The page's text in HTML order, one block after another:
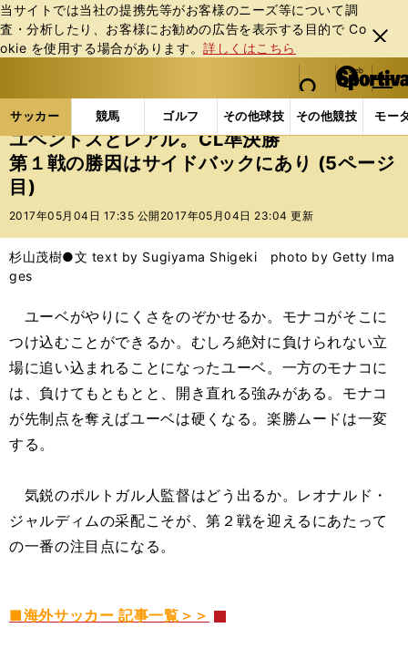
当サイトでは当社の提携先等がお客様のニーズ等について調
査・分析したり、お客様にお勧めの広告を表⽰する⽬的で Co
okie を使⽤する場合があります。詳しくはこちら
閉じ
る
web Sportiva (webスポルティーバ)
検索
マイペ
ー
ジ
メニュ
サッカー 競馬 ゴルフ その他球技 その他競技 モー
ス
ポ
ル
テ
ー
バ
サッカーの記事一覧 海外サッカー 海外サッカー
ユベントスとレアル。CL準決勝
第１戦の勝因はサイドバックにあり (5ページ
目)
2017年05月04日 17:35 公開 2017年05月04日 23:04 更新
杉山茂樹●文 text by Sugiyama Shigeki photo by Getty Ima
ges
ユーベがやりにくさをのぞかせるか。モナコがそこに
つけ込むことができるか。むしろ絶対に負けられない立
場に追い込まれることになったユーベ。一方のモナコに
は、負けてもともとと、開き直れる強みがある。モナコ
が先制点を奪えばユーベは硬くなる。楽勝ムードは一変
する。
気鋭のポルトガル人監督はどう出るか。レオナルド・
ジャルディムの采配こそが、第２戦を迎えるにあたって
の一番の注目点になる。
■海外サッカー 記事一覧＞＞